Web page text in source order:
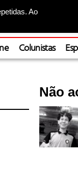
Ao
Colunistas
Não